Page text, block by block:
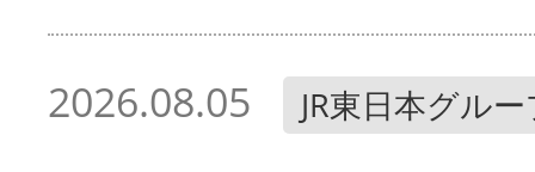
2026.08.05 JR東日本グル